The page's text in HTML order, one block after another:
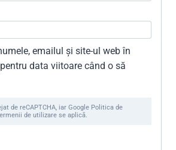
emailul și site-ul web în
data viitoare când o să
de reCAPTCHA, iar Google Politica de
de utilizare se aplică.